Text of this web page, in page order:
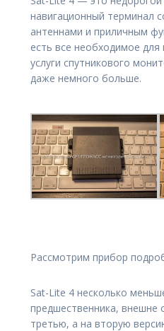
навигационный терминал
антеннами и приличным
есть все необходимое
услуги спутникового
даже немного больше.
Рассмотрим прибор
Sat-Lite 4 несколько
предшественника,
третью, а на вторую